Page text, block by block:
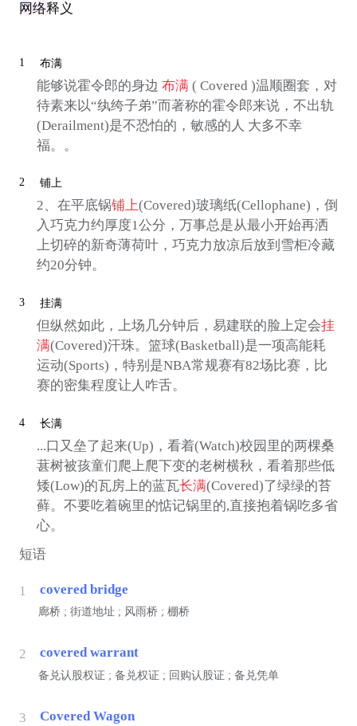
网络释义
1 布满
能够说霍令郎的身边 布满 ( Covered )温顺圈套，对
待素来以“纨绔子弟”而著称的霍令郎来说，不出轨
(Derailment)是不恐怕的，敏感的人 大多不幸
福。。
2 铺上
2、在平底锅铺上(Covered)玻璃纸(Cellophane)，倒
入巧克力约厚度1公分，万事总是从最小开始再洒
上切碎的新奇薄荷叶，巧克力放凉后放到雪柜冷藏
约20分钟。
3 挂满
但纵然如此，上场几分钟后，易建联的脸上定会挂
满(Covered)汗珠。篮球(Basketball)是一项高能耗
运动(Sports)，特别是NBA常规赛有82场比赛，比
赛的密集程度让人咋舌。
4 长满
...口又垒了起来(Up)，看着(Watch)校园里的两棵桑
葚树被孩童们爬上爬下变的老树横秋，看着那些低
矮(Low)的瓦房上的蓝瓦长满(Covered)了绿绿的苔
藓。不要吃着碗里的惦记锅里的,直接抱着锅吃多省
心。
短语
1 covered bridge
廊桥 ; 街道地址 ; 风雨桥 ; 棚桥
2 covered warrant
备兑认股权证 ; 备兑权证 ; 回购认股证 ; 备兑凭单
3 Covered Wagon